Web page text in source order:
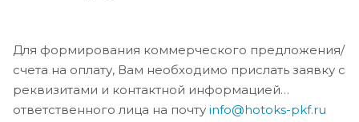
Для формирования коммерческого предложения/
счета на оплату, Вам необходимо прислать заявку с
реквизитами и контактной информацией
ответственного лица на почту info@hotoks-pkf.ru